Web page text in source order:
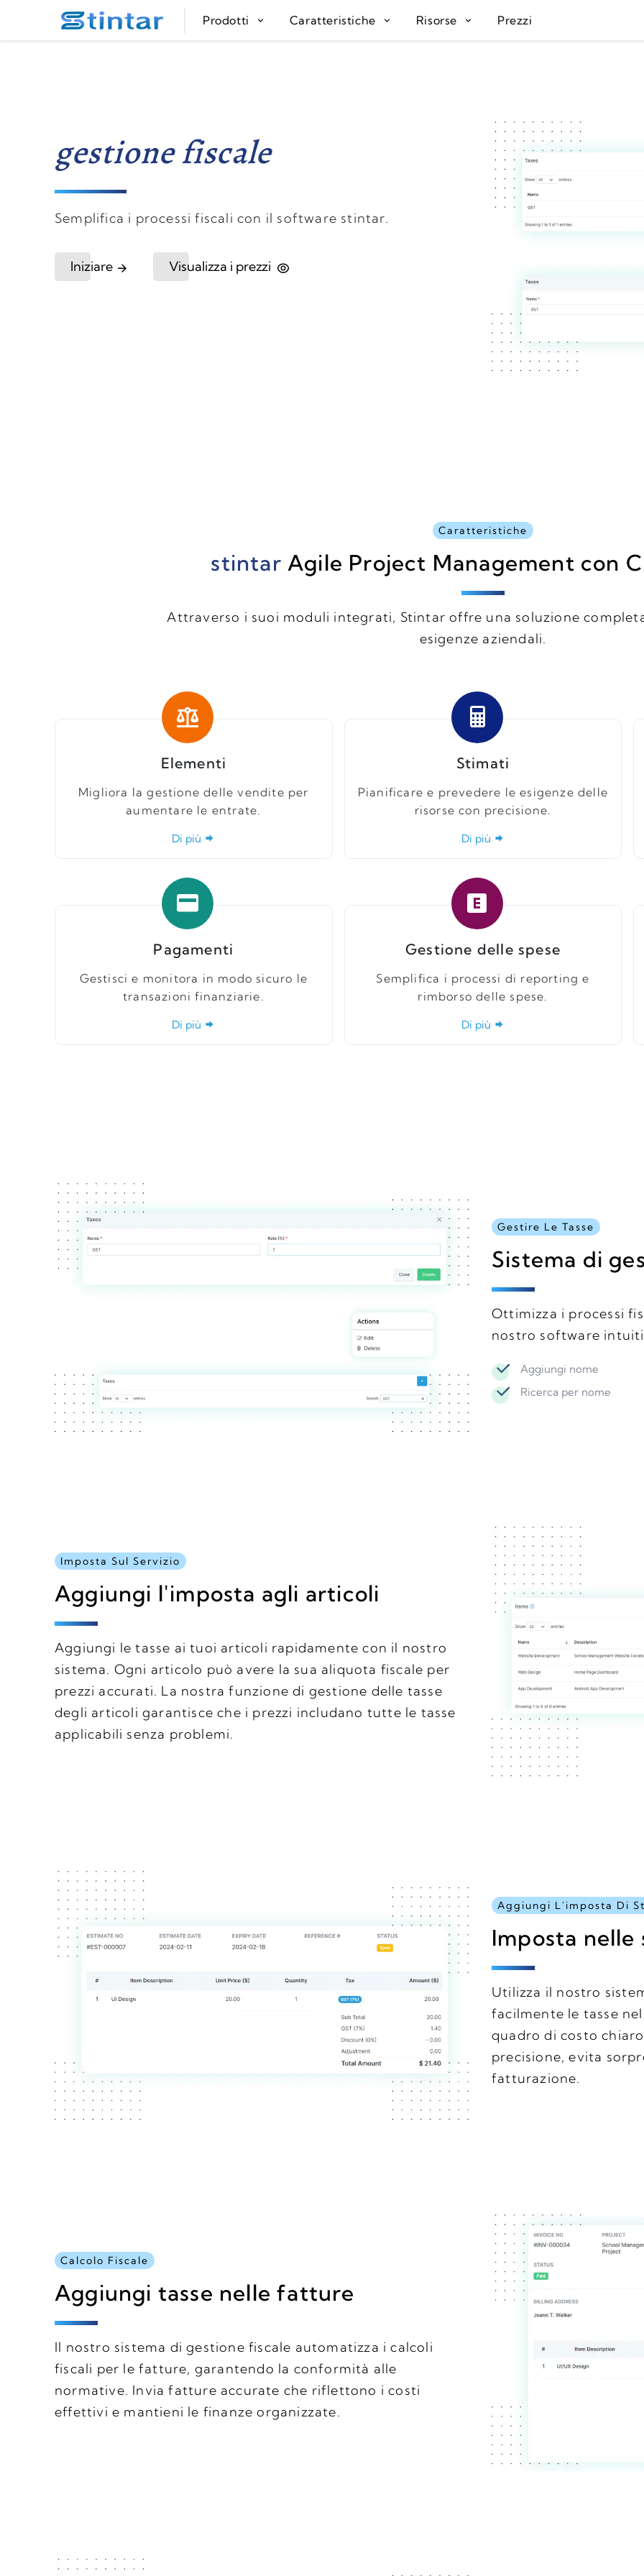
Prodotti Caratteristiche Risorse Prezzi
gestione fiscale
Semplifica i processi fiscali con il software stintar.
Iniziare Visualizza i prezzi
Caratteristiche
stintar Agile Project Management con
Attraverso i suoi moduli integrati, Stintar offre una soluzione
esigenze aziendali.
Elementi
Migliora la gestione delle vendite per
aumentare le entrate.
Di più
Stimati
Pianificare e prevedere le esigenze delle
risorse con precisione.
Di più
Pagamenti
Gestisci e monitora in modo sicuro le
transazioni finanziarie.
Di più
Gestione delle spese
Semplifica i processi di reporting e
rimborso delle spese.
Di più
Gestire Le Tasse
Sistema di
Ottimizza i processi
nostro software
Aggiungi nome
Ricerca per nome
Imposta Sul Servizio
Aggiungi l'imposta agli articoli
Aggiungi le tasse ai tuoi articoli rapidamente con il nostro
sistema. Ogni articolo può avere la sua aliquota fiscale per
prezzi accurati. La nostra funzione di gestione delle tasse
degli articoli garantisce che i prezzi includano tutte le tasse
applicabili senza problemi.
Aggiungi L'imposta Di
Imposta nelle
Utilizza il nostro
facilmente le tasse
quadro di costo
precisione, evita
fatturazione.
Calcolo Fiscale
Aggiungi tasse nelle fatture
Il nostro sistema di gestione fiscale automatizza i calcoli
fiscali per le fatture, garantendo la conformità alle
normative. Invia fatture accurate che riflettono i costi
effettivi e mantieni le finanze organizzate.